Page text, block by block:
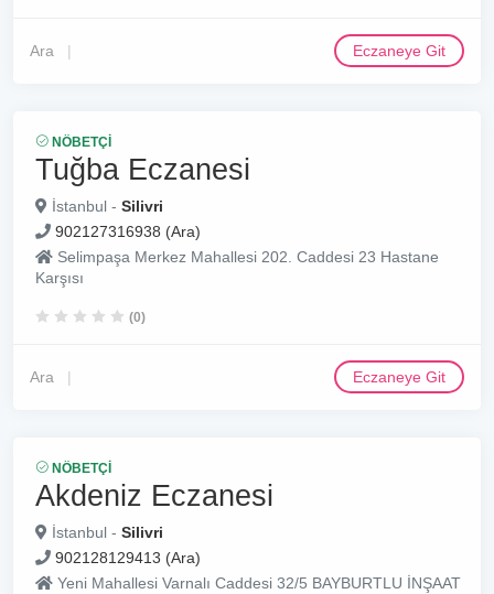
Ara Eczaneye Git
NÖBETÇI
Tuğba Eczanesi
İstanbul - Silivri
902127316938 (Ara)
Selimpaşa Merkez Mahallesi 202. Caddesi 23 Hastane
Karşısı
(0)
Ara Eczaneye Git
NÖBETÇI
Akdeniz Eczanesi
İstanbul - Silivri
902128129413 (Ara)
Yeni Mahallesi Varnalı Caddesi 32/5 BAYBURTLU İNŞAAT